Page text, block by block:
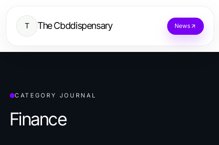
T The Cbddispensary News
CATEGORY JOURNAL
Finance